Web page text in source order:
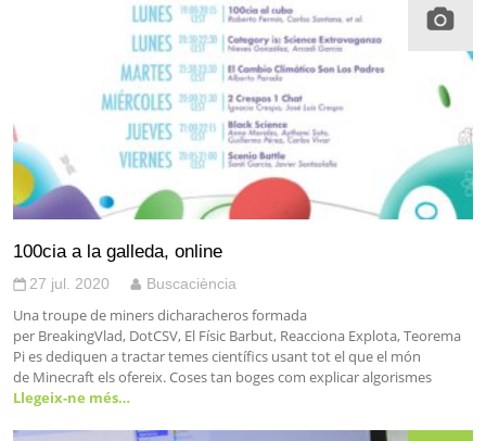
100cia a la galleda, online
27 jul. 2020 Buscaciència
Una troupe de miners dicharacheros formada
per BreakingVlad, DotCSV, El Físic Barbut, Reacciona Explota, Teorema
Pi es dediquen a tractar temes científics usant tot el que el món
de Minecraft els ofereix. Coses tan boges com explicar algorismes
Llegeix-ne més…